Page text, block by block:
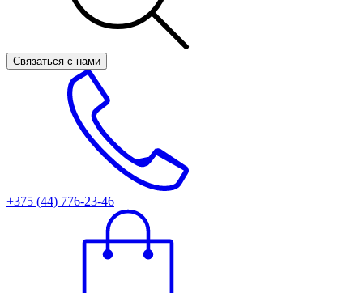
Связаться с нами
+375 (44) 776-23-46